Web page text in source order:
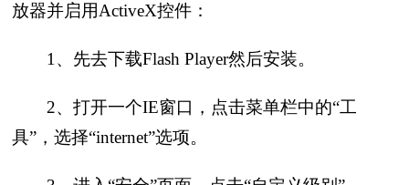
放器并启用ActiveX控件：
1、先去下载Flash Player然后安装。
2、打开一个IE窗口，点击菜单栏中的“工
具”，选择“internet”选项。